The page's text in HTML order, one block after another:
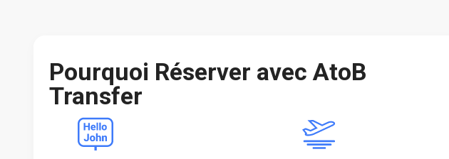
Pourquoi Réserver avec AtoB
Transfer